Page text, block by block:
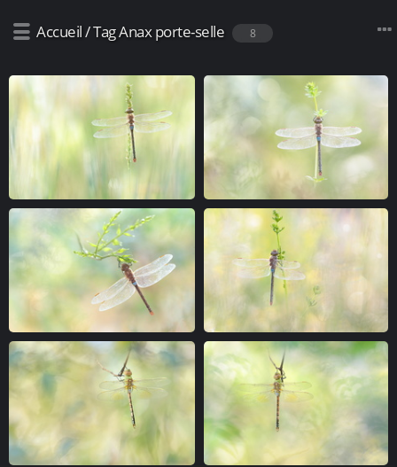
Accueil/TagAnax porte-selle 8